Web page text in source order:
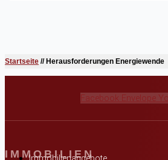
Startseite //Herausforderungen Energiewende
Facebook Envelope
IMMOBILIEN
Immobilienangebote